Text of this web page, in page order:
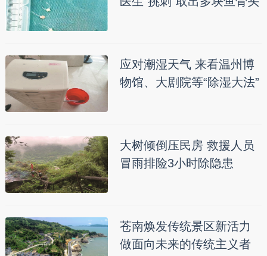
应对潮湿天气 来看温州博
物馆、大剧院等“除湿大法”
大树倾倒压民房 救援人员
冒雨排险3小时除隐患
苍南焕发传统景区新活力
做面向未来的传统主义者